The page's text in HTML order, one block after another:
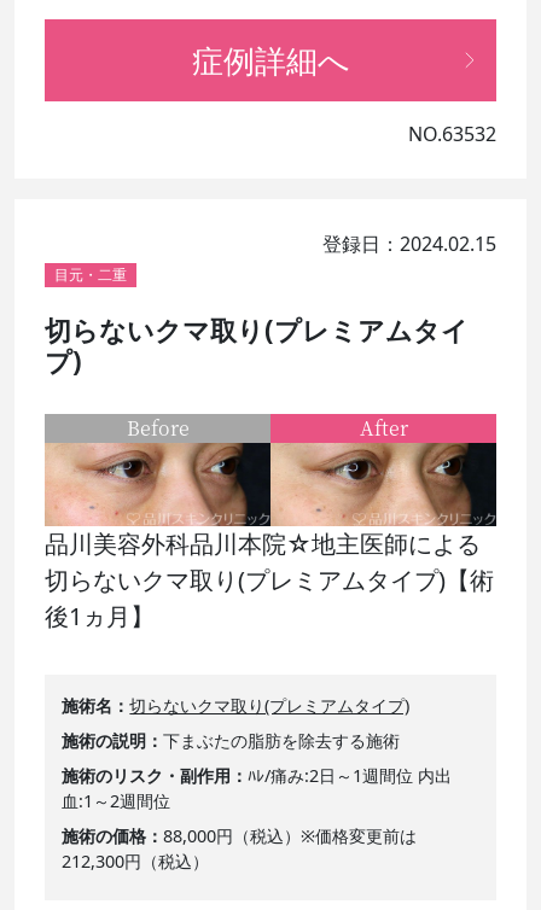
症例詳細へ
NO.63532
登録日：2024.02.15
目元・二重
切らないクマ取り(プレミアムタイ
プ)
品川美容外科品川本院☆地主医師による
切らないクマ取り(プレミアムタイプ)【術
後1ヵ月】
施術名
切らないクマ取り(プレミアムタイプ)
施術の説明
下まぶたの脂肪を除去する施術
施術のリスク・副作用
ﾊﾚ/痛み:2日～1週間位 内出
血:1～2週間位
施術の価格
88,000円（税込）※価格変更前は
212,300円（税込）
Before After